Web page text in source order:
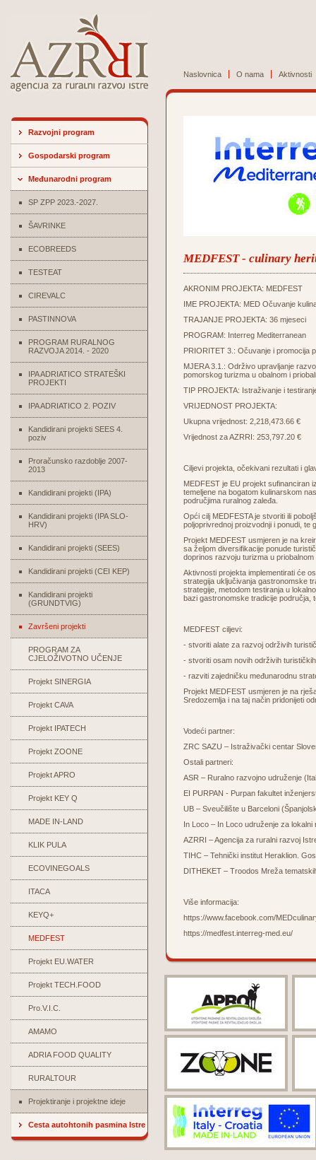
Naslovnica O nama Aktivnosti
Razvojni program
Gospodarski program
Međunarodni program
SP ZPP 2023.-2027.
ŠAVRINKE
ECOBREEDS
TESTEAT
CIREVALC
PASTINNOVA
PROGRAM RURALNOG
RAZVOJA 2014. - 2020
IPA ADRIATICO STRATEŠKI
PROJEKTI
IPA ADRIATICO 2. POZIV
Kandidirani projekti SEES 4.
poziv
Proračunsko razdoblje 2007-
2013
Kandidirani projekti (IPA)
Kandidirani projekti (IPA SLO-
HRV)
Kandidirani projekti (SEES)
Kandidirani projekti (CEI KEP)
Kandidirani projekti
(GRUNDTVIG)
Završeni projekti
PROGRAM ZA
CJELOŽIVOTNO UČENJE
Projekt SINERGIA
Projekt CAVA
Projekt IPATECH
Projekt ZOONE
Projekt APRO
Projekt KEY Q
MADE IN-LAND
KLIK PULA
ECOVINEGOALS
ITACA
KEYQ+
MEDFEST
Projekt EU.WATER
Projekt TECH.FOOD
Pro.V.I.C.
AMAMO
ADRIA FOOD QUALITY
RURALTOUR
Projektiranje i projektne ideje
Cesta autohtonih pasmina Istre
MEDFEST - culinary
AKRONIM PROJEKTA: MEDFEST
IME PROJEKTA: MED Očuvanje
TRAJANJE PROJEKTA: 36 mjeseci
PROGRAM: Interreg Mediterranean
PRIORITET 3.: Očuvanje i promocija
MJERA 3.1.: Održivo upravljanje
pomorskog turizma u obalnom i
TIP PROJEKTA: Istraživanje i
VRIJEDNOST PROJEKTA:
Ukupna vrijednost: 2,218,473.66 €
Vrijednost za AZRRI: 253,797.20 €
Ciljevi projekta, očekivani rezultati i
MEDFEST je EU projekt sufinanciran
temeljene na bogatom kulinarskom
područjima ruralnog zaleđa.
Opći cilj MEDFESTA je stvoriti ili
poljoprivrednoj proizvodnji i ponudi, te
Projekt MEDFEST usmjeren je na
sa željom diversifikacije ponude
doprinos razvoju turizma u
Aktivnosti projekta implementirati će
strategija uključivanja gastronomske
strategije, metodom testiranja u
bazi gastronomske tradicije područja,
MEDFEST ciljevi:
- stvoriti alate za razvoj održivih
- stvoriti osam novih održivih
- razviti zajedničku međunarodnu
Projekt MEDFEST usmjeren je na
Sredozemlja i na taj način pridonijeti
Vodeći partner:
ZRC SAZU – Istraživački centar
Ostali partneri:
ASR – Ruralno razvojno udruženje
EI PURPAN - Purpan fakultet
UB – Sveučilište u Barceloni
In Loco – In Loco udruženje za
AZRRI – Agencija za ruralni razvoj
TIHC – Tehnički institut Heraklion.
DITHEKET – Troodos Mreža
Više informacija:
https://www.facebook.com/
https://medfest.interreg-med.eu/